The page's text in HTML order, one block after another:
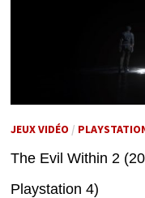
JEUX VIDÉO /
The Evil Within 2
Playstation 4)